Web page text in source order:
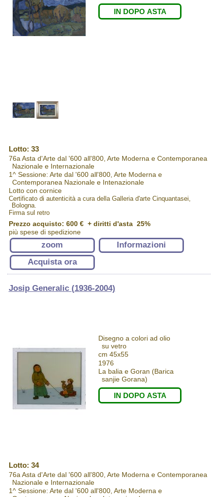
IN DOPO ASTA
Lotto: 33
76a Asta d'Arte dal '600 all'800, Arte Moderna e Contemporanea
Nazionale e Internazionale
1^ Sessione: Arte dal '600 all'800, Arte Moderna e
Contemporanea Nazionale e Intenazionale
Lotto con cornice
Certificato di autenticità a cura della Galleria d'arte Cinquantasei,
Bologna.
Firma sul retro
Prezzo acquisto: 600 €+ diritti d'asta 25%
più spese di spedizione
zoom
Informazioni
Acquista ora
Josip Generalic (1936-2004)
Disegno a colori ad olio
su vetro
cm 45x55
1976
La balia e Goran (Barica
sanjie Gorana)
IN DOPO ASTA
Lotto: 34
76a Asta d'Arte dal '600 all'800, Arte Moderna e Contemporanea
Nazionale e Internazionale
1^ Sessione: Arte dal '600 all'800, Arte Moderna e